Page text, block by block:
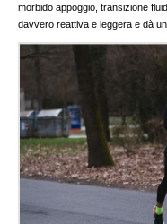
morbido appoggio, transizione
davvero reattiva e leggera e dà